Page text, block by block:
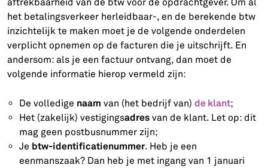
het betalingsverkeer herleidbaar-, en de berekende btw
inzichtelijk te maken moet je de volgende onderdelen
verplicht opnemen op de facturen die je uitschrijft. En
andersom: als je een factuur ontvang, dan moet de
volgende informatie hierop vermeld zijn:
De volledige naam van (het bedrijf van)de klant;
Het (zakelijk) vestigingsadres van de klant. Let op: dit
mag geen postbusnummer zijn;
Je btw-identificatienummer. Heb je een
eenmanszaak? Dan heb je met ingang van 1 januari